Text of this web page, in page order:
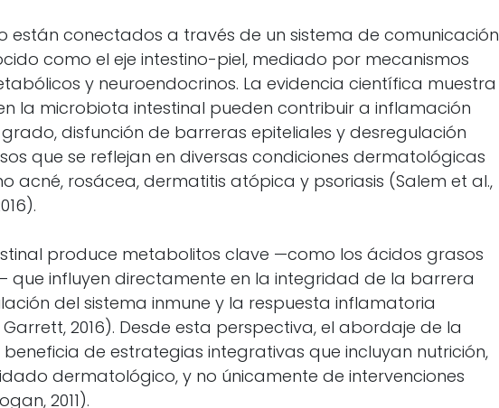
están conectados a través de un sistema de comunicación
como el eje intestino-piel, mediado por mecanismos
y neuroendocrinos. La evidencia científica muestra
la microbiota intestinal pueden contribuir a inflamación
disfunción de barreras epiteliales y desregulación
que se reflejan en diversas condiciones dermatológicas
acné, rosácea, dermatitis atópica y psoriasis (Salem et al.,
produce metabolitos clave —como los ácidos grasos
influyen directamente en la integridad de la barrera
del sistema inmune y la respuesta inflamatoria
2016). Desde esta perspectiva, el abordaje de la
de estrategias integrativas que incluyan nutrición,
dermatológico, y no únicamente de intervenciones
2011).